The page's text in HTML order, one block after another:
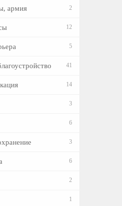
армия 2
12
5
41
14
3
6
3
6
2
1